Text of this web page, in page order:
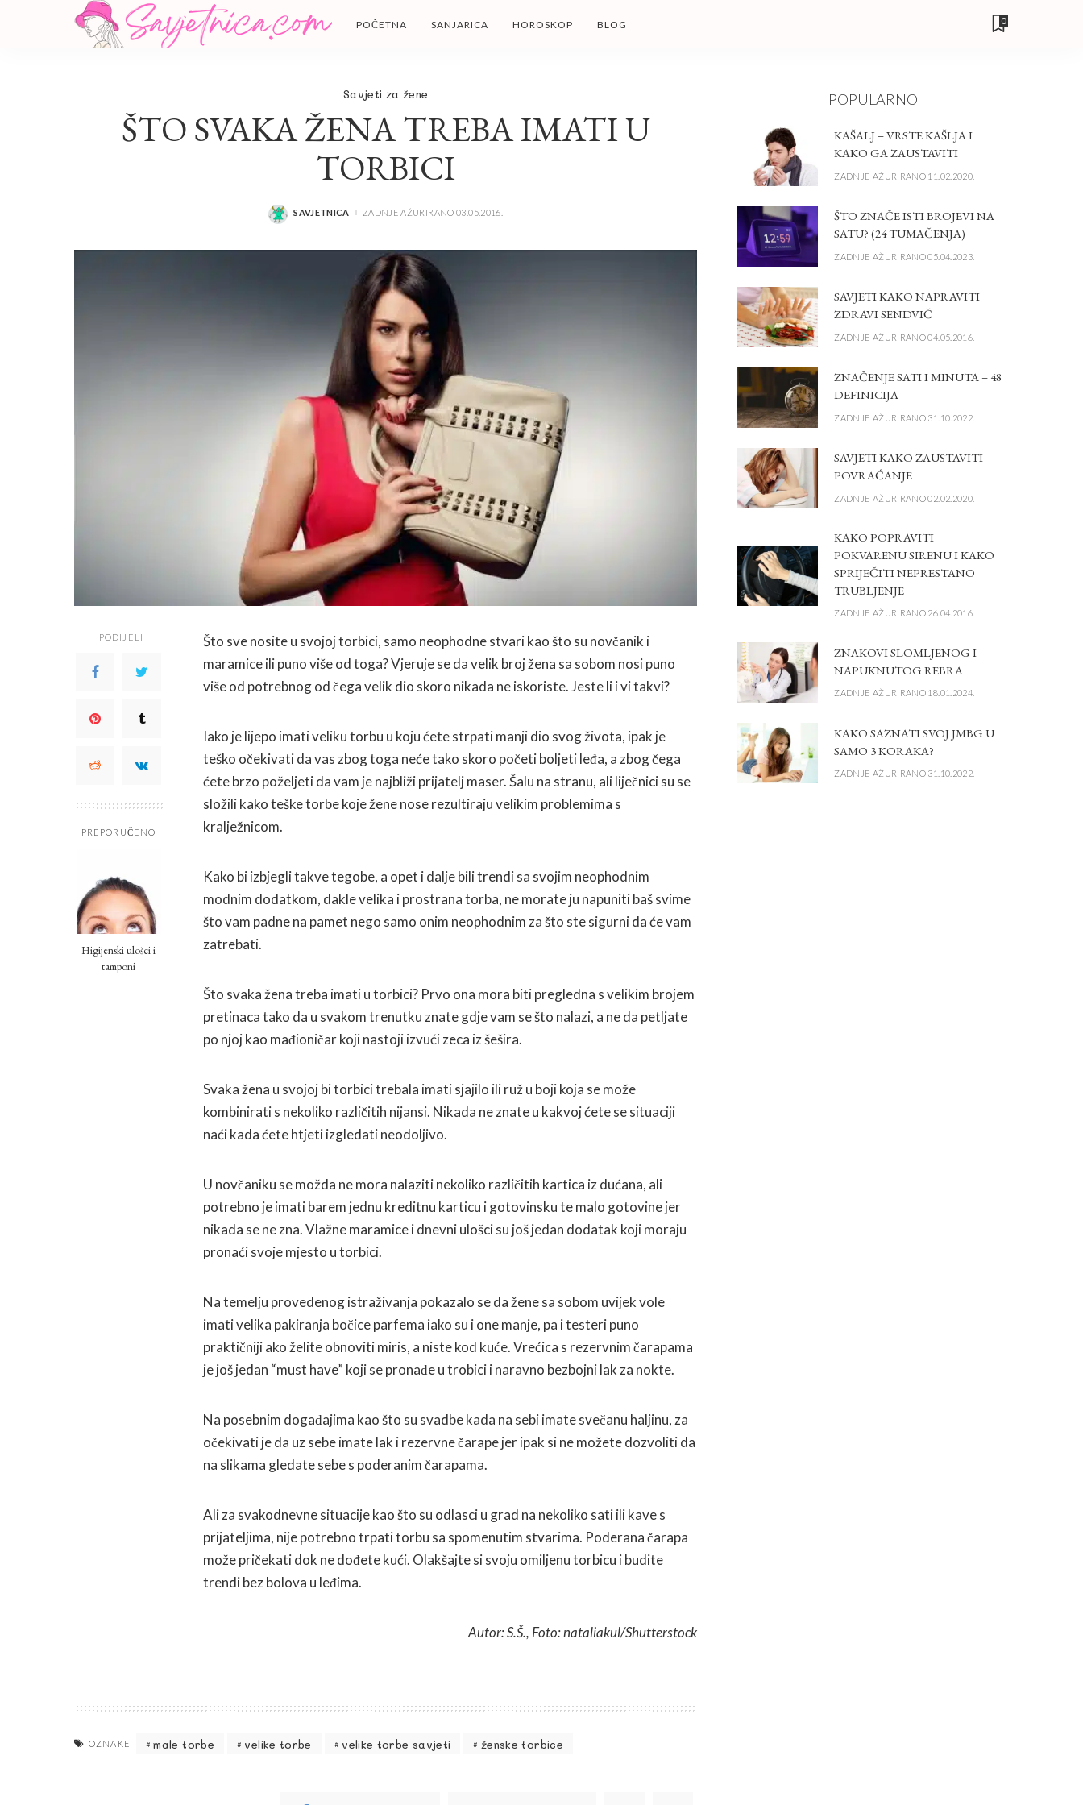
POČETNA SANJARICA HOROSKOP BLOG 0
Savjeti za žene
ŠTO SVAKA ŽENA TREBA IMATI U
TORBICI
POSTED
SAVJETNICA ZADNJE AŽURIRANO 03.05.2016.
PODIJELI
PREPORUČENO
Higijenski ulošci i
tamponi
Što sve nosite u svojoj torbici, samo neophodne stvari kao što su novčanik i
maramice ili puno više od toga? Vjeruje se da velik broj žena sa sobom nosi puno
više od potrebnog od čega velik dio skoro nikada ne iskoriste. Jeste li i vi takvi?
Iako je lijepo imati veliku torbu u koju ćete strpati manji dio svog života, ipak je
teško očekivati da vas zbog toga neće tako skoro početi boljeti leđa, a zbog čega
ćete brzo poželjeti da vam je najbliži prijatelj maser. Šalu na stranu, ali liječnici su se
složili kako teške torbe koje žene nose rezultiraju velikim problemima s
kralježnicom.
Kako bi izbjegli takve tegobe, a opet i dalje bili trendi sa svojim neophodnim
modnim dodatkom, dakle velika i prostrana torba, ne morate ju napuniti baš svime
što vam padne na pamet nego samo onim neophodnim za što ste sigurni da će vam
zatrebati.
Što svaka žena treba imati u torbici? Prvo ona mora biti pregledna s velikim brojem
pretinaca tako da u svakom trenutku znate gdje vam se što nalazi, a ne da petljate
po njoj kao mađioničar koji nastoji izvući zeca iz šešira.
Svaka žena u svojoj bi torbici trebala imati sjajilo ili ruž u boji koja se može
kombinirati s nekoliko različitih nijansi. Nikada ne znate u kakvoj ćete se situaciji
naći kada ćete htjeti izgledati neodoljivo.
U novčaniku se možda ne mora nalaziti nekoliko različitih kartica iz dućana, ali
potrebno je imati barem jednu kreditnu karticu i gotovinsku te malo gotovine jer
nikada se ne zna. Vlažne maramice i dnevni ulošci su još jedan dodatak koji moraju
pronaći svoje mjesto u torbici.
Na temelju provedenog istraživanja pokazalo se da žene sa sobom uvijek vole
imati velika pakiranja bočice parfema iako su i one manje, pa i testeri puno
praktičniji ako želite obnoviti miris, a niste kod kuće. Vrećica s rezervnim čarapama
je još jedan “must have” koji se pronađe u trobici i naravno bezbojni lak za nokte.
Na posebnim događajima kao što su svadbe kada na sebi imate svečanu haljinu, za
očekivati je da uz sebe imate lak i rezervne čarape jer ipak si ne možete dozvoliti da
na slikama gledate sebe s poderanim čarapama.
Ali za svakodnevne situacije kao što su odlasci u grad na nekoliko sati ili kave s
prijateljima, nije potrebno trpati torbu sa spomenutim stvarima. Poderana čarapa
može pričekati dok ne dođete kući. Olakšajte si svoju omiljenu torbicu i budite
trendi bez bolova u leđima.
Autor: S.Š., Foto: nataliakul/Shutterstock
OZNAKE male torbe velike torbe velike torbe savjeti ženske torbice
POPULARNO
KAŠALJ – VRSTE KAŠLJA I
KAKO GA ZAUSTAVITI
ZADNJE AŽURIRANO 11.02.2020.
ŠTO ZNAČE ISTI BROJEVI NA
SATU? (24 TUMAČENJA)
ZADNJE AŽURIRANO 05.04.2023.
SAVJETI KAKO NAPRAVITI
ZDRAVI SENDVIČ
ZADNJE AŽURIRANO 04.05.2016.
ZNAČENJE SATI I MINUTA – 48
DEFINICIJA
ZADNJE AŽURIRANO 31.10.2022.
SAVJETI KAKO ZAUSTAVITI
POVRAĆANJE
ZADNJE AŽURIRANO 02.02.2020.
KAKO POPRAVITI
POKVARENU SIRENU I KAKO
SPRIJEČITI NEPRESTANO
TRUBLJENJE
ZADNJE AŽURIRANO 26.04.2016.
ZNAKOVI SLOMLJENOG I
NAPUKNUTOG REBRA
ZADNJE AŽURIRANO 18.01.2024.
KAKO SAZNATI SVOJ JMBG U
SAMO 3 KORAKA?
ZADNJE AŽURIRANO 31.10.2022.